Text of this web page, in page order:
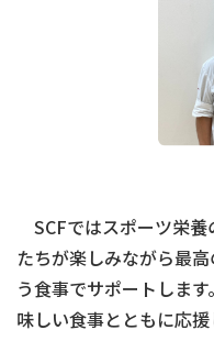
SCFではスポーツ栄養
たちが楽しみながら最
う食事でサポートしま
味しい食事とともに応援